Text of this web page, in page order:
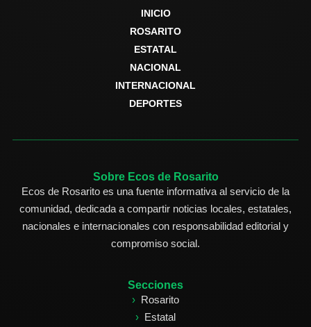
INICIO
ROSARITO
ESTATAL
NACIONAL
INTERNACIONAL
DEPORTES
Sobre Ecos de Rosarito
Ecos de Rosarito es una fuente informativa al servicio de la
comunidad, dedicada a compartir noticias locales, estatales,
nacionales e internacionales con responsabilidad editorial y
compromiso social.
Secciones
Rosarito
Estatal